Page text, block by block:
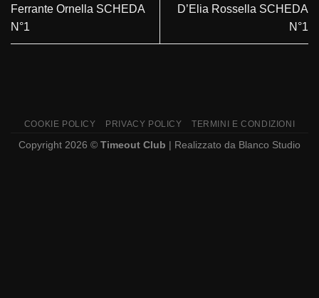
Ferrante Ornella SCHEDA
N°1
D’Elia Rossella SCHEDA
N°1
COOKIE POLICY PRIVACY POLICY TERMINI E CONDIZIONI
Copyright 2026 © Timeout Club | Realizzato da Blanco Studio